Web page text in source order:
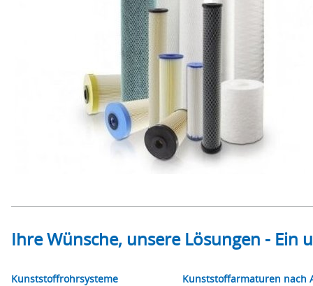
Ihre Wünsche, unsere Lösungen -
Kunststoffrohrsysteme Kunststoffarmaturen nach